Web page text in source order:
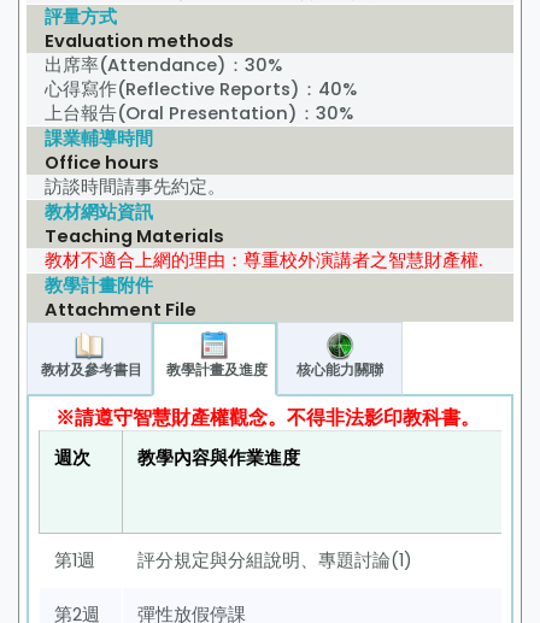
評量方式
Evaluation methods
出席率(Attendance)：30%
心得寫作(Reflective Reports)：40%
上台報告(Oral Presentation)：30%
課業輔導時間
Office hours
訪談時間請事先約定。
教材網站資訊
Teaching Materials
教材不適合上網的理由：尊重校外演講者之智慧財產權.
教學計畫附件
Attachment File
教材及參考書目 教學計畫及進度 核心能力關聯
※請遵守智慧財產權觀念。不得非法影印教科書。
週次 教學內容與作業進度
第1週 評分規定與分組說明、專題討論(1)
第2週 彈性放假停課